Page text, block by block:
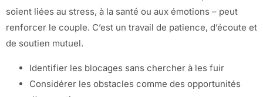
soient liées au stress, à la santé ou aux émotions – peut
renforcer le couple. C’est un travail de patience, d’écoute et
de soutien mutuel.
Identifier les blocages sans chercher à les fuir
Considérer les obstacles comme des opportunités